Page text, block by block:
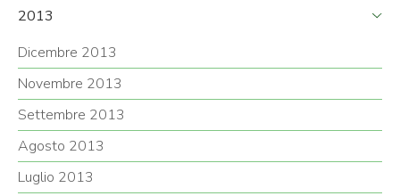
2013
Dicembre 2013
Novembre 2013
Settembre 2013
Agosto 2013
Luglio 2013